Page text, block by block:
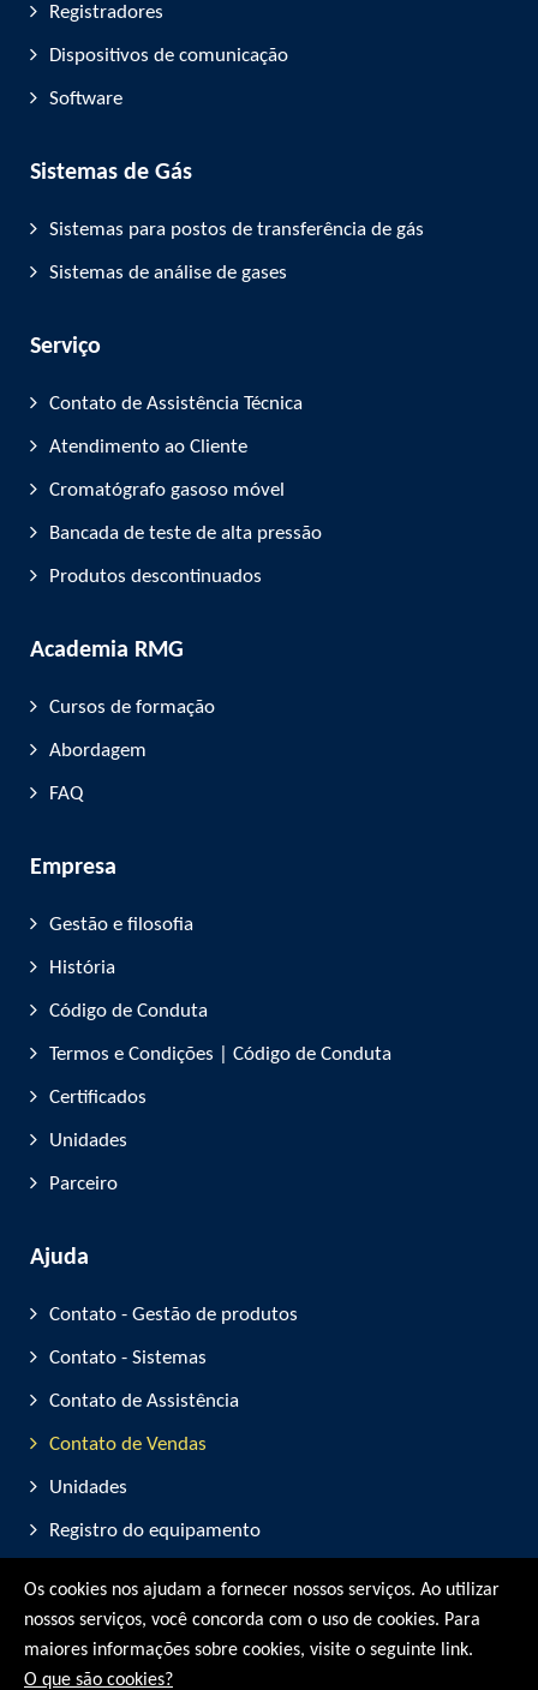
Registradores
Dispositivos de comunicação
Software
Sistemas de Gás
Sistemas para postos de transferência de gás
Sistemas de análise de gases
Serviço
Contato de Assistência Técnica
Atendimento ao Cliente
Cromatógrafo gasoso móvel
Bancada de teste de alta pressão
Produtos descontinuados
Academia RMG
Cursos de formação
Abordagem
FAQ
Empresa
Gestão e filosofia
História
Código de Conduta
Termos e Condições | Código de Conduta
Certificados
Unidades
Parceiro
Ajuda
Contato - Gestão de produtos
Contato - Sistemas
Contato de Assistência
Contato de Vendas
Unidades
Registro do equipamento
Os cookies nos ajudam a fornecer nossos serviços. Ao utilizar
nossos serviços, você concorda com o uso de cookies. Para
maiores informações sobre cookies, visite o seguinte link.
O que são cookies?